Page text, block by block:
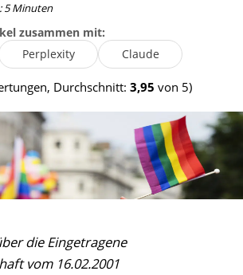
5 Minuten
zusammen mit:
Perplexity Claude
Durchschnitt: 3,95 von 5)
die Eingetragene
vom 16.02.2001